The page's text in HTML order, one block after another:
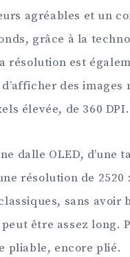
agréables et un
grâce à la
résolution est
des images
élevée, de 360 DPI.
dalle OLED, d’une
résolution de 2520
sans avoir
être assez long.
pliable, encore plié.